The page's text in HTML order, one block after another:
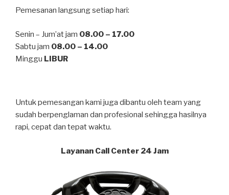
Pemesanan langsung setiap hari:
Senin – Jum’at jam 08.00 – 17.00
Sabtu jam 08.00 – 14.00
Minggu LIBUR
Untuk pemesangan kami juga dibantu oleh team yang
sudah berpenglaman dan profesional sehingga hasilnya
rapi, cepat dan tepat waktu.
Layanan Call Center 24 Jam